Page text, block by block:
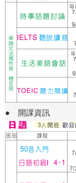
● 開課資訊